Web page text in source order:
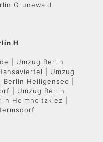
Grunewald
H
| Umzug Berlin
| Umzug
Heiligensee |
| Umzug Berlin
Helmholtzkiez |